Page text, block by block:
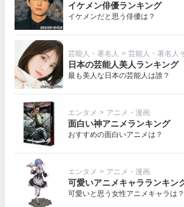
イケメン俳優ランキング
イケメンだと思う俳優は？
芸能人・著名人 > 芸能人・著名人
日本の芸能人美人ランキング
最も美人な日本の芸能人は誰？
エンタメ > アニメ・漫画
面白い神アニメランキング
おすすめの面白いアニメは？
エンタメ > アニメ・漫画
可愛いアニメキャラランキン
可愛いと思う女性アニメキャラは？